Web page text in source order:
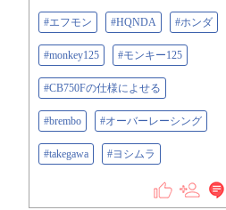
#エフモン #HQNDA #ホンダ
#monkey125 #モンキー125
#CB750Fの仕様によせる
#brembo #オーバーレーシング
#takegawa #ヨシムラ